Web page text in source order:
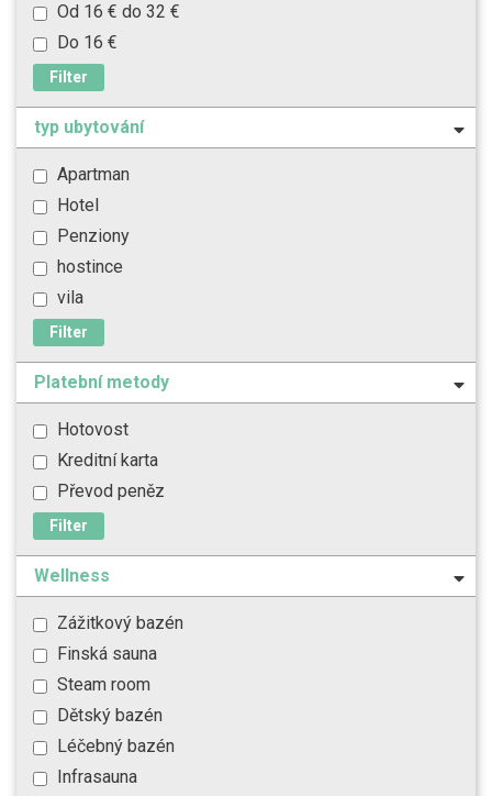
Od 16 € do 32 €
Do 16 €
Filter
typ ubytování
Apartman
Hotel
Penziony
hostince
vila
Filter
Platební metody
Hotovost
Kreditní karta
Převod peněz
Filter
Wellness
Zážitkový bazén
Finská sauna
Steam room
Dětský bazén
Léčebný bazén
Infrasauna